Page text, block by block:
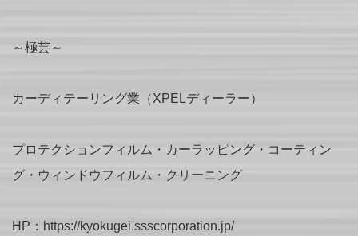
～極芸～
カーディテーリング業（XPELディーラー）
プロテクションフィルム・カーラッピング・コーティン
グ・ウィンドウフィルム・クリーニング
HP：https://kyokugei.ssscorporation.jp/